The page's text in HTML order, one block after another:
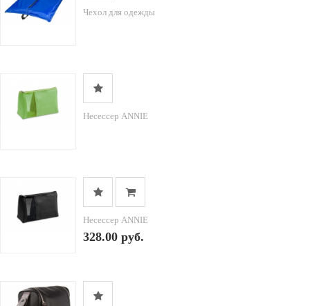
Чехол для одежды
Несессер ANNIE
Несессер ANNIE
328.00 руб.